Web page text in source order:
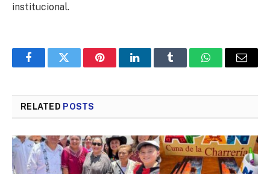
institucional.
FacebookTwitter PinterestLinkedInTumblr WhatsAppEmail
RELATED POSTS